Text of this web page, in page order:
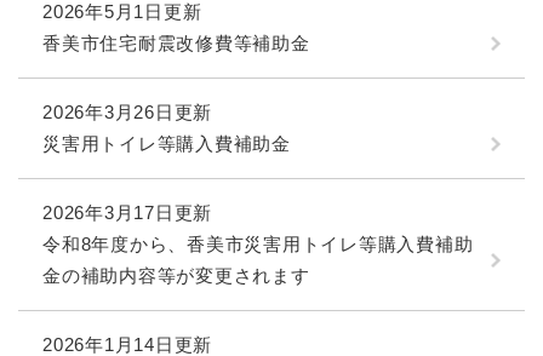
2026年5月1日更新
香美市住宅耐震改修費等補助金
2026年3月26日更新
災害用トイレ等購入費補助金
2026年3月17日更新
令和8年度から、香美市災害用トイレ等購入費補助
金の補助内容等が変更されます
2026年1月14日更新